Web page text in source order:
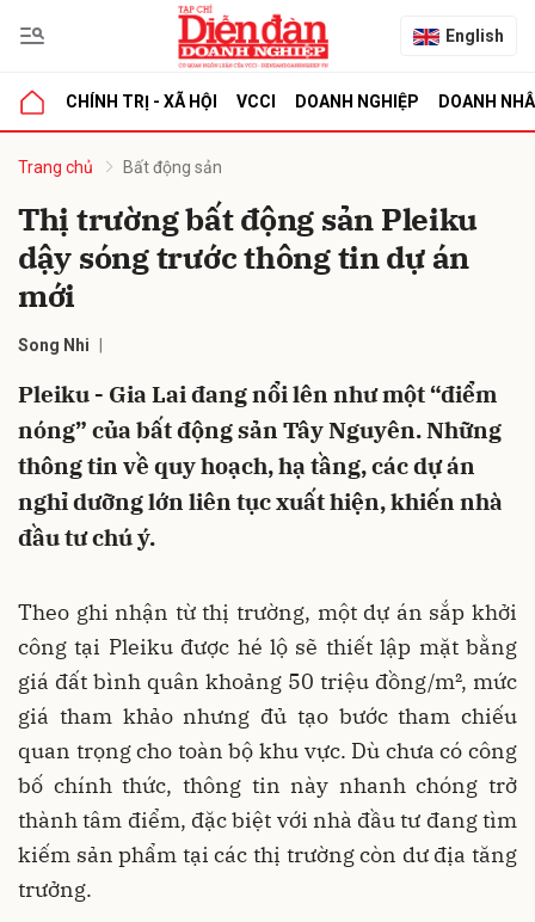
English
CHÍNH TRỊ - XÃ HỘI VCCI DOANH NGHIỆP DOANH
Trang chủ Bất động sản
Thị trường bất động sản Pleiku
dậy sóng trước thông tin dự án
mới
Song Nhi
Pleiku - Gia Lai đang nổi lên như một “điểm
nóng” của bất động sản Tây Nguyên. Những
thông tin về quy hoạch, hạ tầng, các dự án
nghỉ dưỡng lớn liên tục xuất hiện, khiến nhà
đầu tư chú ý.
Theo ghi nhận từ thị trường, một dự án sắp khởi
công tại Pleiku được hé lộ sẽ thiết lập mặt bằng
giá đất bình quân khoảng 50 triệu đồng/m², mức
giá tham khảo nhưng đủ tạo bước tham chiếu
quan trọng cho toàn bộ khu vực. Dù chưa có công
bố chính thức, thông tin này nhanh chóng trở
thành tâm điểm, đặc biệt với nhà đầu tư đang tìm
kiếm sản phẩm tại các thị trường còn dư địa tăng
trưởng.
luận
Hủy